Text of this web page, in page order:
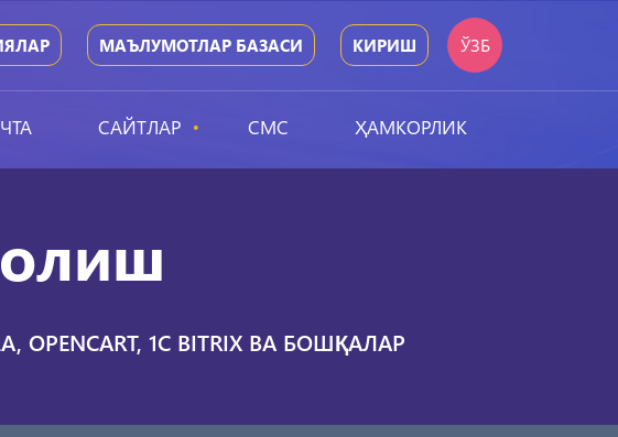
МАЪЛУМОТЛАР БАЗАСИ КИРИШ ЎЗБ
САЙТЛАР СМС ҲАМКОРЛИК
OPENCART, 1C BITRIX ВА БОШҚАЛАР